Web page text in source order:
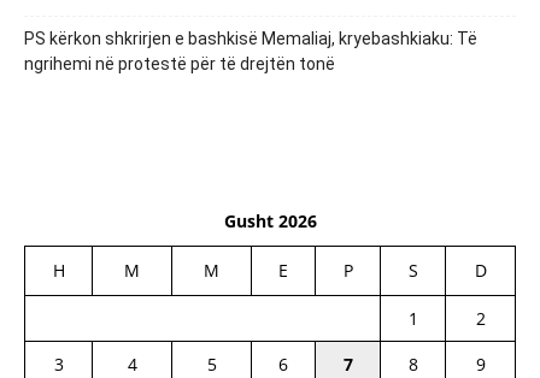
PS kërkon shkrirjen e bashkisë Memaliaj, kryebashkiaku: Të
ngrihemi në protestë për të drejtën tonë
Gusht 2026
H M M E P S D
1
2
3
4 5 6 7 8
9